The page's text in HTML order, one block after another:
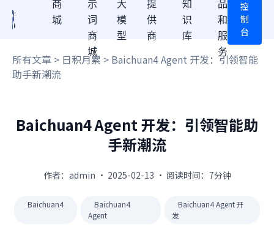
商
城
示
词
商
城
大
模
型
提
供
商
知
识
库
品
和
服
务
控
制
台
所有文章 > 日积月累 > Baichuan4 Agent 开发：引领智能
助手新潮流
Baichuan4 Agent 开发：引领智能助
手新潮流
作者：admin · 2025-02-13 · 阅读时间：7分钟
Baichuan4
Baichuan4
Agent
Baichuan4 Agent 开
发